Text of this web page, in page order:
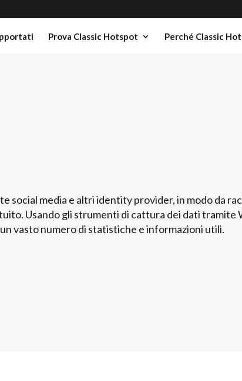
Prova Classic Hotspot Perché Classic
social media e altri identity provider, in modo da
Usando gli strumenti di cattura dei dati tramite
vasto numero di statistiche e informazioni utili.